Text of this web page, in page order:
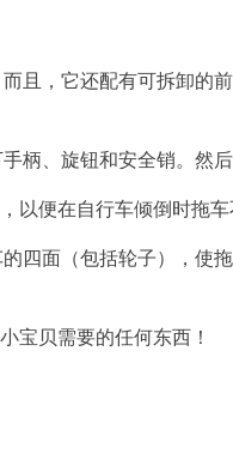
且，它还配有可拆卸的
柄、旋钮和安全销。然后
以便在自行车倾倒时拖车
四面（包括轮子），使
宝贝需要的任何东西！